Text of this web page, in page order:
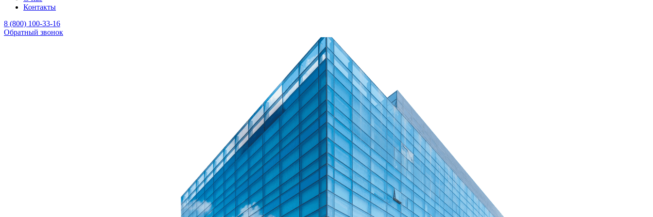
Контакты
8 (800) 100-33-16
Обратный звонок